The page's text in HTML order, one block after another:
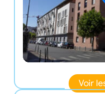
Voir